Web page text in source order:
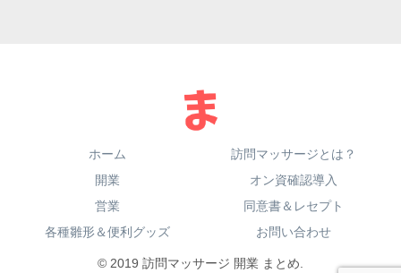
ホーム
訪問マッサージとは？
開業
オン資確認導入
営業
同意書＆レセプト
各種雛形＆便利グッズ
お問い合わせ
© 2019 訪問マッサージ 開業 まとめ.